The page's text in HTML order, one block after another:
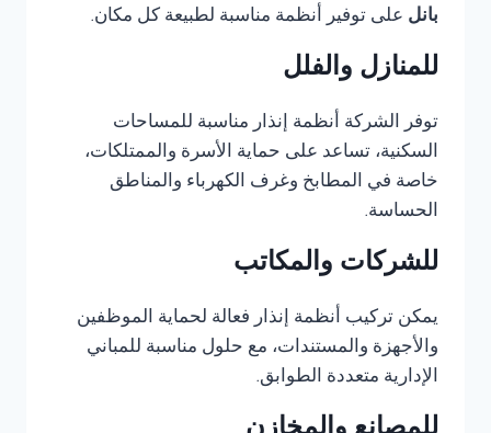
بانل على توفير أنظمة مناسبة لطبيعة كل مكان.
للمنازل والفلل
توفر الشركة أنظمة إنذار مناسبة للمساحات
السكنية، تساعد على حماية الأسرة والممتلكات،
خاصة في المطابخ وغرف الكهرباء والمناطق
الحساسة.
للشركات والمكاتب
يمكن تركيب أنظمة إنذار فعالة لحماية الموظفين
والأجهزة والمستندات، مع حلول مناسبة للمباني
الإدارية متعددة الطوابق.